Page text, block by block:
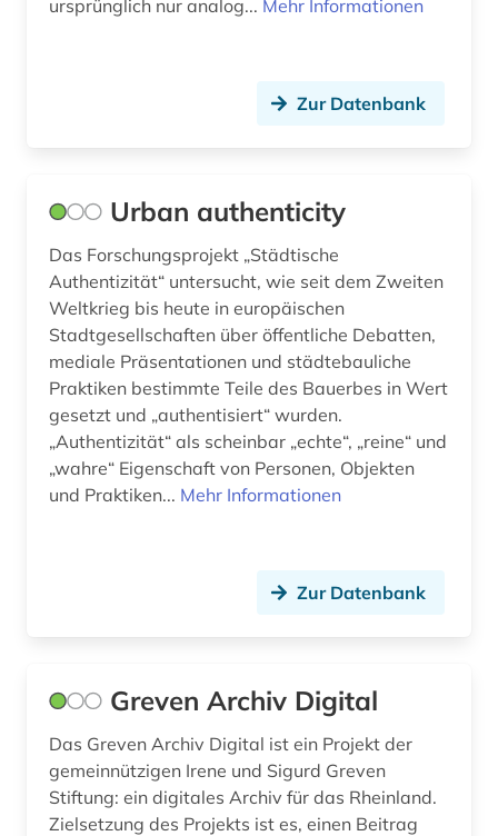
ursprünglich nur analog... Mehr Informationen
Zur Datenbank
Urban authenticity
Das Forschungsprojekt „Städtische
Authentizität“ untersucht, wie seit dem Zweiten
Weltkrieg bis heute in europäischen
Stadtgesellschaften über öffentliche Debatten,
mediale Präsentationen und städtebauliche
Praktiken bestimmte Teile des Bauerbes in Wert
gesetzt und „authentisiert“ wurden.
„Authentizität“ als scheinbar „echte“, „reine“ und
„wahre“ Eigenschaft von Personen, Objekten
und Praktiken... Mehr Informationen
Zur Datenbank
Greven Archiv Digital
Das Greven Archiv Digital ist ein Projekt der
gemeinnützigen Irene und Sigurd Greven
Stiftung: ein digitales Archiv für das Rheinland.
Zielsetzung des Projekts ist es, einen Beitrag